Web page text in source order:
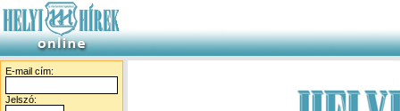
E-mail cím:
Jelszó: